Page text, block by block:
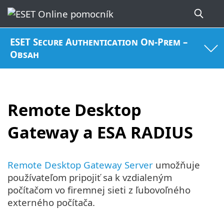
ESET Secure Authentication On-Prem –
Obsah
Remote Desktop
Gateway a ESA RADIUS
Remote Desktop Gateway Server umožňuje
používateľom pripojiť sa k vzdialeným
počítačom vo firemnej sieti z ľubovoľného
externého počítača.